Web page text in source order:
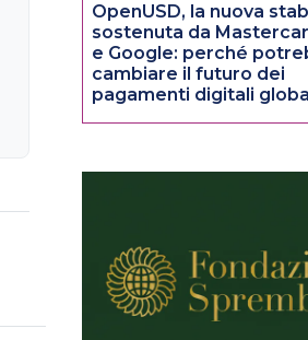
OpenUSD, la nuova
sostenuta da
e Google: perché
cambiare il futuro dei
pagamenti digitali